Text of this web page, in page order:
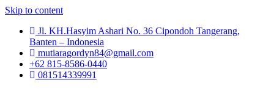
Skip to content
Jl. KH.Hasyim Ashari No. 36 Cipondoh Tangerang,
Banten – Indonesia
mutiaragordyn84@gmail.com
+62 815-8586-0440
081514339991